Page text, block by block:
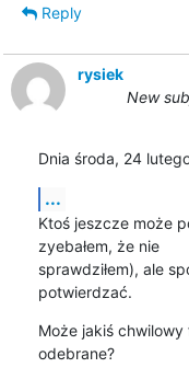
Reply
rysiek
New
Dnia środa, 24
...
Ktoś jeszcze może
zyebałem, że nie
sprawdziłem), ale
potwierdzać.
Może jakiś
odebrane?